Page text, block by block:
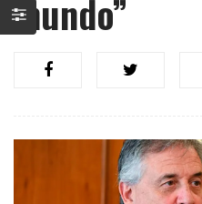
mundo”